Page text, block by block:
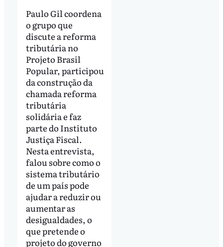
Paulo Gil coordena
o grupo que
discute a reforma
tributária no
Projeto Brasil
Popular, participou
da construção da
chamada reforma
tributária
solidária e faz
parte do Instituto
Justiça Fiscal.
Nesta entrevista,
falou sobre como o
sistema tributário
de um país pode
ajudar a reduzir ou
aumentar as
desigualdades, o
que pretende o
projeto do governo